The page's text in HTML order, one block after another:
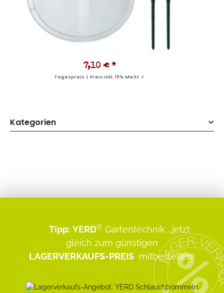
7,10 € *
Tagespreis | Preis inkl. 19% MwSt. ✓
Kategorien
Tipp: YERD® Gartentechnik ...jetzt
gleich zum günstigen
LAGERVERKAUFS-PREIS mitbestellen!